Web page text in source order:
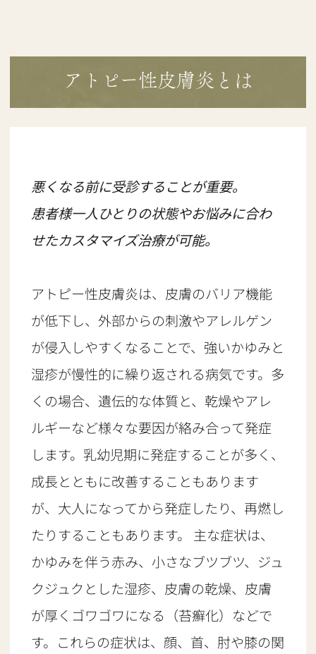
アトピー性皮膚炎とは
悪くなる前に受診することが重要。
患者様一人ひとりの状態やお悩みに合わ
せたカスタマイズ治療が可能。
アトピー性皮膚炎は、皮膚のバリア機能
が低下し、外部からの刺激やアレルゲン
が侵入しやすくなることで、強いかゆみと
湿疹が慢性的に繰り返される病気です。多
くの場合、遺伝的な体質と、乾燥やアレ
ルギーなど様々な要因が絡み合って発症
します。乳幼児期に発症することが多く、
成長とともに改善することもあります
が、大人になってから発症したり、再燃し
たりすることもあります。 主な症状は、
かゆみを伴う赤み、小さなブツブツ、ジュ
クジュクとした湿疹、皮膚の乾燥、皮膚
が厚くゴワゴワになる（苔癬化）などで
す。これらの症状は、顔、首、肘や膝の関